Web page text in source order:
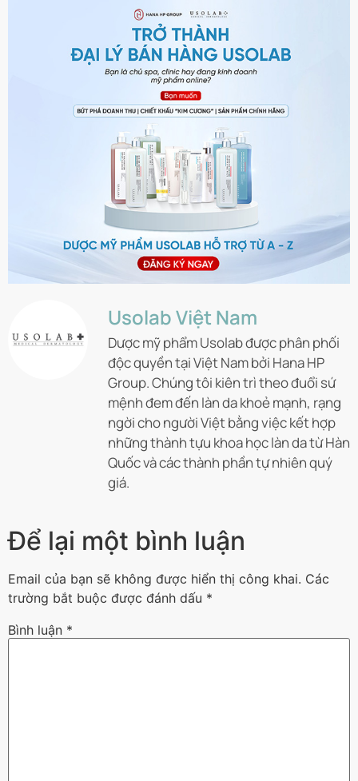
Usolab Việt Nam
Dược mỹ phẩm Usolab được phân phối
độc quyền tại Việt Nam bởi Hana HP
Group. Chúng tôi kiên trì theo đuổi sứ
mệnh đem đến làn da khoẻ mạnh, rạng
ngời cho người Việt bằng việc kết hợp
những thành tựu khoa học làn da từ Hàn
Quốc và các thành phần tự nhiên quý
giá.
Để lại một bình luận
Email của bạn sẽ không được hiển thị công khai. Các
trường bắt buộc được đánh dấu *
Bình luận *